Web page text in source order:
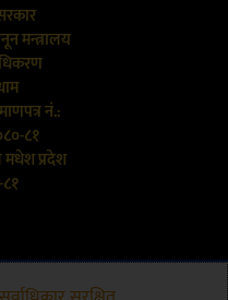
मन्त्रालय
नं.:
८१
मधेश प्रदेश